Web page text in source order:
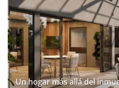
Un hogar más allá del